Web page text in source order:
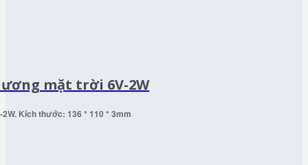
mặt trời 6V-2W
Kích thước: 136 * 110 * 3mm